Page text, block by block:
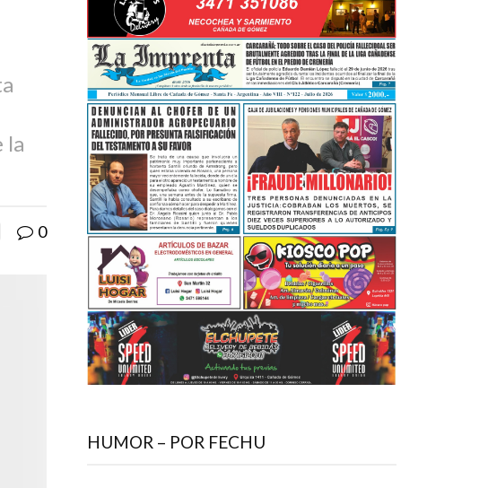
la
0
HUMOR – POR FECHU